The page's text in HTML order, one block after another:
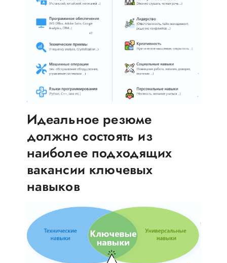
Идеальное резюме
должно состоять из
наиболее подходящих
вакансии ключевых
навыков